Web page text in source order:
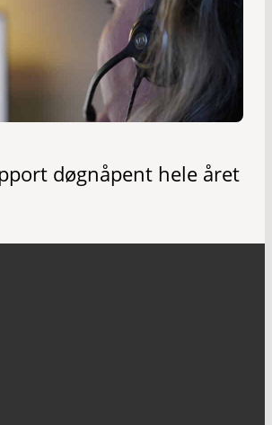
døgnåpent hele året